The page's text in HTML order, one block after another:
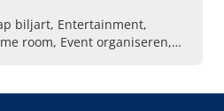
biljart, Entertainment,
room, Event organiseren,